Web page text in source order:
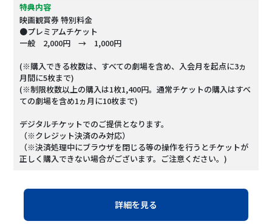
特典内容
映画観賞券 特別料金
●プレミアムチケット
一般 2,000円 → 1,000円
(※購入できる枚数は、すべての劇場を含め、入会月を起点に3ヵ
月間に5枚まで)
(※制限枚数以上の購入は1枚1,400円。通常チケットの購入はすべ
ての劇場を含め1ヵ月に10枚まで)
デジタルチケットでのご提供となります。
（※クレジット決済のみ対応）
（※決済処理中にブラウザを閉じる等の操作を行うとチケットが
正しく購入できない場合がございます。ご注意ください。)
詳細を見る